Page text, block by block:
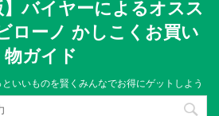
】バイヤーによるオスス
ローノ かしこくお買い
物ガイド
いいものを賢くみんなでお得にゲットしよう